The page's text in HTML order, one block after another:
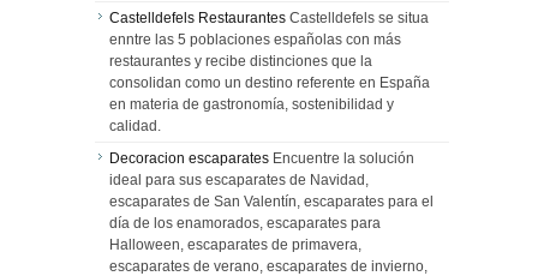
Castelldefels Restaurantes Castelldefels se situa
enntre las 5 poblaciones españolas con más
restaurantes y recibe distinciones que la
consolidan como un destino referente en España
en materia de gastronomía, sostenibilidad y
calidad.
Decoracion escaparates Encuentre la solución
ideal para sus escaparates de Navidad,
escaparates de San Valentín, escaparates para el
día de los enamorados, escaparates para
Halloween, escaparates de primavera,
escaparates de verano, escaparates de invierno,